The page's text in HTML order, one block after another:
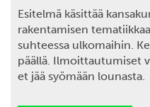
Esitelmä käsittää
rakentamisen
suhteessa ulkomaihin.
päällä. Ilmoittautumiset
et jää syömään lounasta.